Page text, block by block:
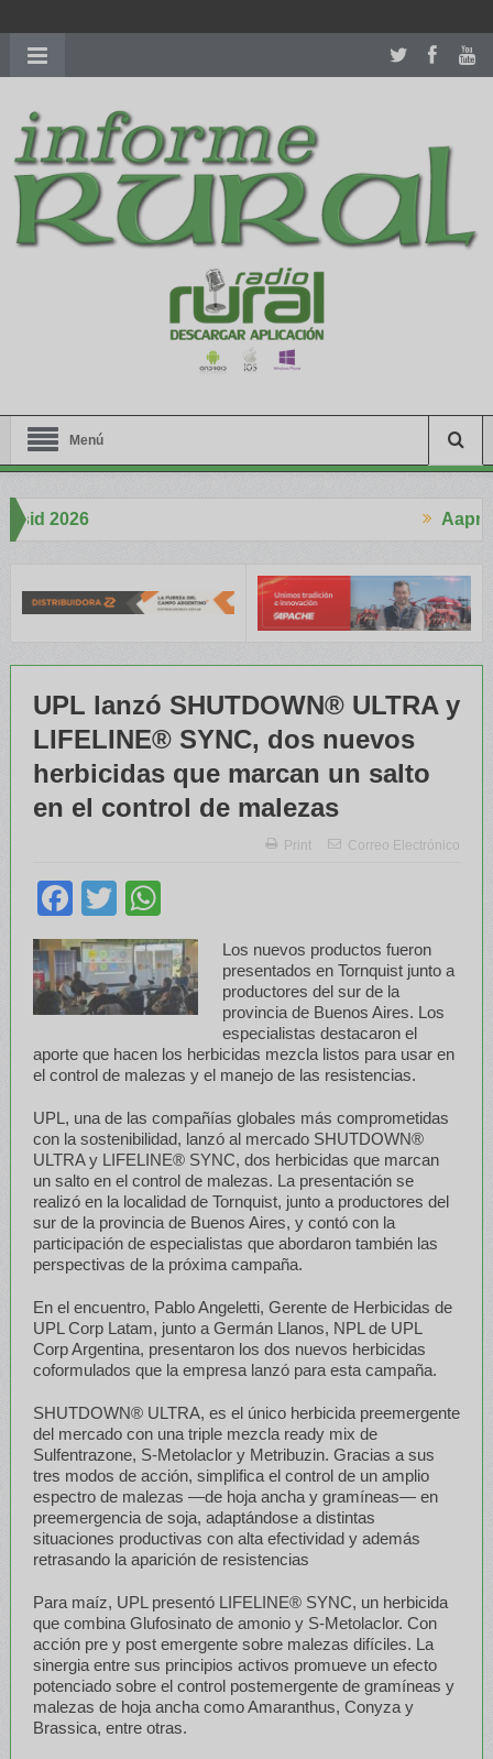
richardmillereplica
women.patekphilippe.tofor sale in usa recognized command with
dining room table ceremony. welcome to our
perfectwatches.is
shop. best youngsexdoll.comwith professional customer
services. 1: 1 design high
https://reallydiamond.com/
Menú
UPL lanzó SHUTDOWN® ULTRA y
LIFELINE® SYNC, dos nuevos
herbicidas que marcan un salto
en el control de malezas
Print Correo Electrónico
Facebook
Twitter
Los nuevos productos fueron
presentados en Tornquist junto a
productores del sur de la
provincia de Buenos Aires. Los
especialistas destacaron el
aporte que hacen los herbicidas mezcla listos para usar en
el control de malezas y el manejo de las resistencias.
UPL, una de las compañías globales más comprometidas
con la sostenibilidad, lanzó al mercado SHUTDOWN®
ULTRA y LIFELINE® SYNC, dos herbicidas que marcan
un salto en el control de malezas. La presentación se
realizó en la localidad de Tornquist, junto a productores del
sur de la provincia de Buenos Aires, y contó con la
participación de especialistas que abordaron también las
perspectivas de la próxima campaña.
En el encuentro, Pablo Angeletti, Gerente de Herbicidas de
UPL Corp Latam, junto a Germán Llanos, NPL de UPL
Corp Argentina, presentaron los dos nuevos herbicidas
coformulados que la empresa lanzó para esta campaña.
SHUTDOWN® ULTRA, es el único herbicida preemergente
del mercado con una triple mezcla ready mix de
Sulfentrazone, S-Metolaclor y Metribuzin. Gracias a sus
tres modos de acción, simplifica el control de un amplio
espectro de malezas —de hoja ancha y gramíneas— en
preemergencia de soja, adaptándose a distintas
situaciones productivas con alta efectividad y además
retrasando la aparición de resistencias
Para maíz, UPL presentó LIFELINE® SYNC, un herbicida
que combina Glufosinato de amonio y S-Metolaclor. Con
acción pre y post emergente sobre malezas difíciles. La
sinergia entre sus principios activos promueve un efecto
potenciado sobre el control postemergente de gramíneas y
malezas de hoja ancha como Amaranthus, Conyza y
Brassica, entre otras.